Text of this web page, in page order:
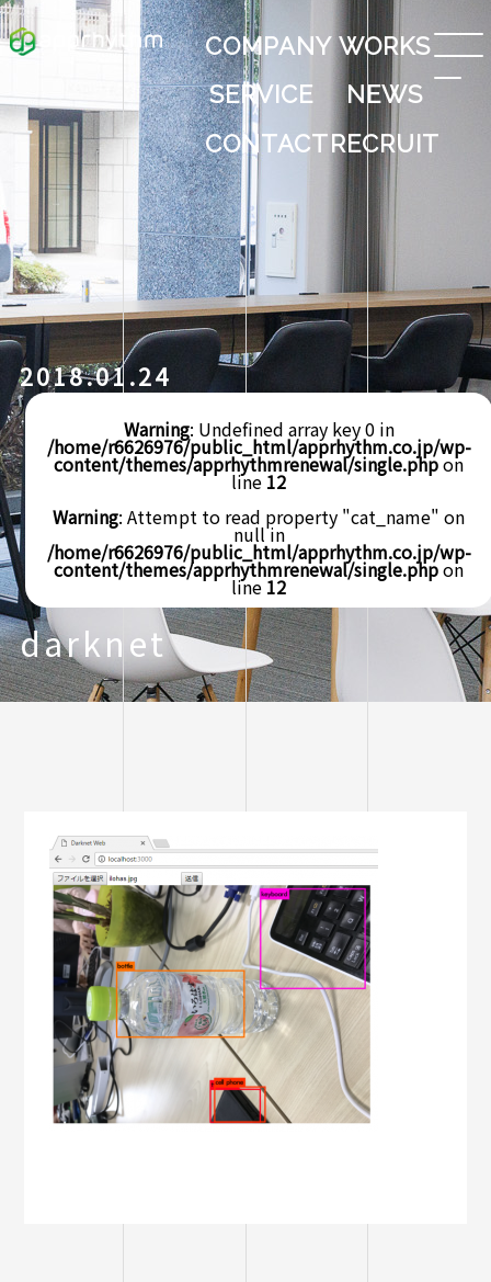
COMPANY WORKS
SERVICE
NEWS
CONTACTRECRUIT
2018.01.24
Warning: Undefined array key 0 in
/home/r6626976/public_html/apprhythm.co.jp/wp-
content/themes/apprhythmrenewal/single.phpon
line 12
Warning: Attempt to read property "cat_name" on
null in
/home/r6626976/public_html/apprhythm.co.jp/wp-
content/themes/apprhythmrenewal/single.phpon
line 12
darknet